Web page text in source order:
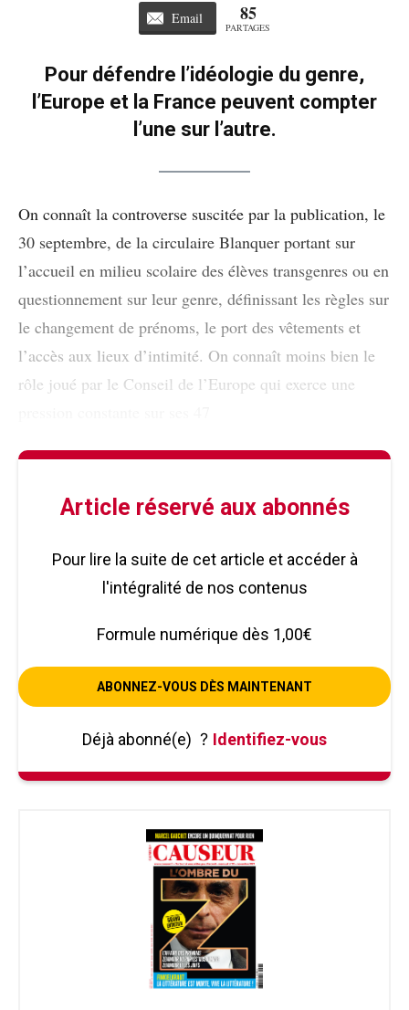
Email 85
PARTAGES
Pour défendre l’idéologie du genre,
l’Europe et la France peuvent compter
l’une sur l’autre.
On connaît la controverse suscitée par la publication, le
30 septembre, de la circulaire Blanquer portant sur
l’accueil en milieu scolaire des élèves transgenres ou en
questionnement sur leur genre, définissant les règles sur
le changement de prénoms, le port des vêtements et
l’accès aux lieux d’intimité. On connaît moins bien le
rôle joué par le Conseil de l’Europe qui exerce une
Article réservé aux abonnés
Pour lire la suite de cet article et accéder à
l'intégralité de nos contenus
Formule numérique dès 1,00€
ABONNEZ-VOUS DÈS MAINTENANT
Déjà abonné(e) ? Identifiez-vous